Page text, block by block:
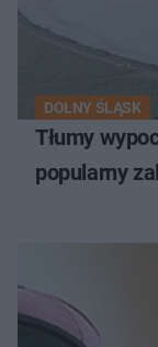
DOLNY ŚLĄSK
Tłumy
popularny